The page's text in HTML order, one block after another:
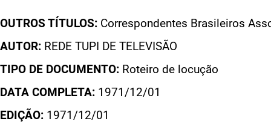
OUTROS TÍTULOS: Correspondentes Brasileiros
AUTOR: REDE TUPI DE TELEVISÃO
TIPO DE DOCUMENTO: Roteiro de locução
DATA COMPLETA: 1971/12/01
EDIÇÃO: 1971/12/01